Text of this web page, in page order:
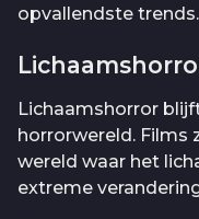
opvallendste trends.
Lichaamshorror
horrorwereld. Films
wereld waar het
extreme